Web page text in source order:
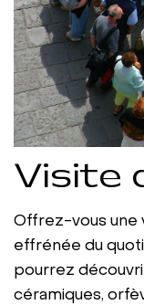
Visite
Offrez-vous une
effrénée du
pourrez
céramiques,